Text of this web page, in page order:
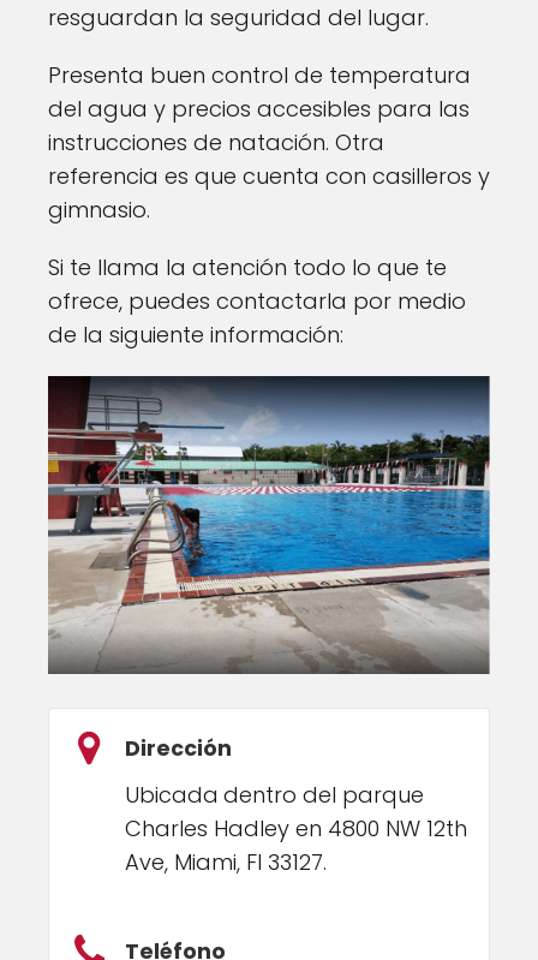
resguardan la seguridad del lugar.
Presenta buen control de temperatura
del agua y precios accesibles para las
instrucciones de natación. Otra
referencia es que cuenta con casilleros y
gimnasio.
Si te llama la atención todo lo que te
ofrece, puedes contactarla por medio
de la siguiente información:
Dirección
Ubicada dentro del parque
Charles Hadley en 4800 NW 12th
Ave, Miami, Fl 33127.
Teléfono